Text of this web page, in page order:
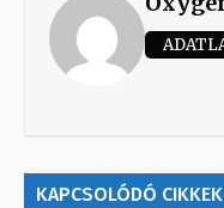
KAPCSOLÓDÓ CIKKEK